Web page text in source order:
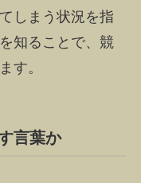
しまう状況を指
知ることで、競
す。
言葉か